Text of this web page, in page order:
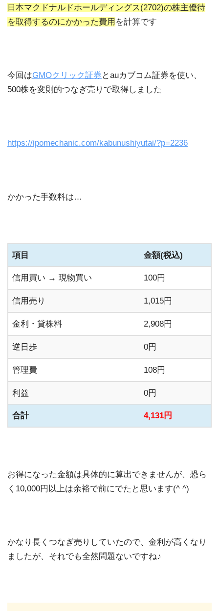
日本マクドナルドホールディングス(2702)の株主優待
を取得するのにかかった費用 を計算です
今回はGMOクリック証券 とauカブコム証券を使い、
500株を変則的つなぎ売りで取得しました
https://ipomechanic.com/kabunushiyutai/?p=2236
かかった手数料は…
項目 金額(税込)
合計 4,131円
信用買い → 現物買い 100円
信用売り 1,015円
金利・貸株料 2,908円
逆日歩 0円
管理費 108円
利益 0円
お得になった金額は具体的に算出できませんが、恐ら
く10,000円以上は余裕で前にでたと思います(^ ^)
かなり長くつなぎ売りしていたので、金利が高くなり
ましたが、それでも全然問題ないですね♪